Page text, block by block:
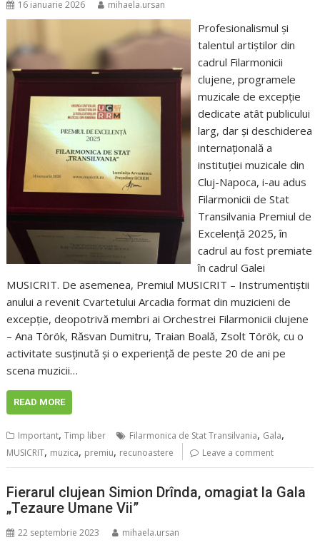
16 ianuarie 2026 mihaela.ursan
Profesionalismul și
talentul artiștilor din
cadrul Filarmonicii
clujene, programele
muzicale de excepție
dedicate atât publicului
larg, dar și deschiderea
internațională a
instituției muzicale din
Cluj-Napoca, i-au adus
Filarmonicii de Stat
Transilvania Premiul de
Excelență 2025, în
cadrul au fost premiate
în cadrul Galei
MUSICRIT. De asemenea, Premiul MUSICRIT – Instrumentiștii
anului a revenit Cvartetului Arcadia format din muzicieni de
excepție, deopotrivă membri ai Orchestrei Filarmonicii clujene
– Ana Török, Răsvan Dumitru, Traian Boală, Zsolt Török, cu o
activitate susținută și o experiență de peste 20 de ani pe
scena muzicii…
READ MORE
Important,Timp liber Filarmonica de Stat Transilvania, Gala,
MUSICRIT, muzica, premiu, recunoastere Leave a comment
Fierarul clujean Simion Drînda, omagiat la Gala
„Tezaure Umane Vii”
22 septembrie 2023 mihaela.ursan